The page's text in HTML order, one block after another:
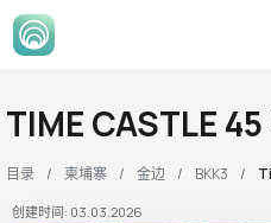
TIME CASTLE
目录 柬埔寨 金边 BKK3
创建时间: 03.03.2026